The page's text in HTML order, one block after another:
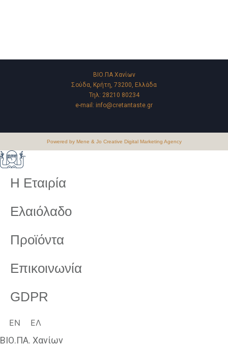
ΒΙΟ.ΠΑ Χανίων
Σούδα, Κρήτη, 73200, Ελλάδα
Τηλ: 28210 80234
e-mail: info@cretantaste.gr
Powered by Mene & Jo Creative Digital Marketing Agency
Η Εταιρία
Ελαιόλαδο
Προϊόντα
Επικοινωνία
GDPR
EN ΕΛ
ΒΙΟ.ΠΑ. Χανίων